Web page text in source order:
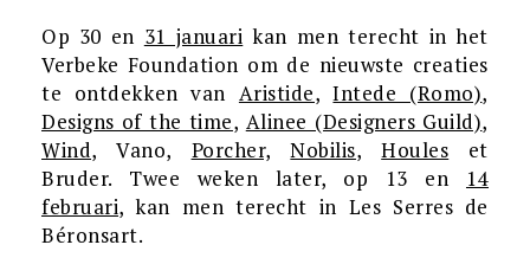
Op 30 en 31 januari kan men terecht in het
Verbeke Foundation om de nieuwste creaties
te ontdekken van Aristide,Intede (Romo),
Designs of the time, Alinee (Designers Guild),
Wind, Vano, Porcher, Nobilis,Houles et
Bruder. Twee weken later, op 13 en 14
februari, kan men terecht in Les Serres de
Béronsart.